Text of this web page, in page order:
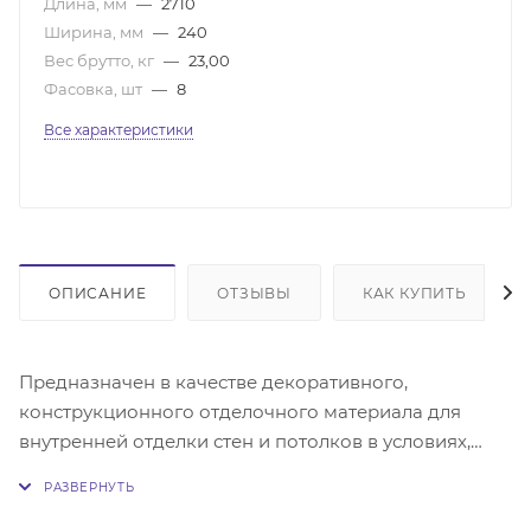
Ширина, мм — 240
Вес брутто, кг — 23,00
Фасовка, шт — 8
Все характеристики
ОПИСАНИЕ ОТЗЫВЫ КАК КУПИТЬ
Предназначен в качестве декоративного,
конструкционного отделочного материала для
внутренней отделки стен и потолков в условиях,